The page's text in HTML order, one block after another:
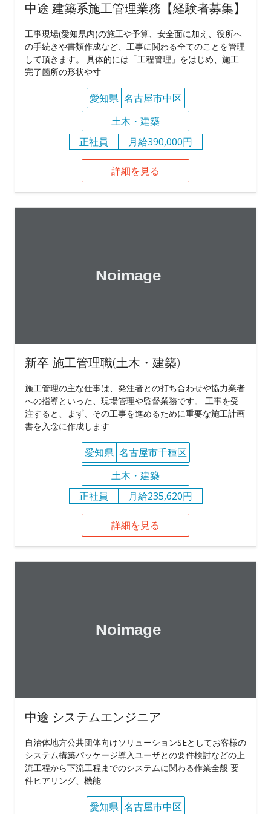
中途 建築系施工管理業務【経験者募集】
工事現場(愛知県内)の施工や予算、安全面に加え、役所へ
の手続きや書類作成など、工事に関わる全てのことを管理
して頂きます。 具体的には「工程管理」をはじめ、施工
完了箇所の形状や寸
愛知県 名古屋市中区
土木・建築
正社員
月給390,000円
詳細を見る
新卒 施工管理職(土木・建築)
施工管理の主な仕事は、発注者との打ち合わせや協力業者
への指導といった、現場管理や監督業務です。 工事を受
注すると、まず、その工事を進めるために重要な施工計画
書を入念に作成します
愛知県 名古屋市千種区
土木・建築
正社員
月給235,620円
詳細を見る
中途 システムエンジニア
自治体地方公共団体向けソリューションSEとしてお客様の
システム構築パッケージ導入ユーザとの要件検討などの上
流工程から下流工程までのシステムに関わる作業全般 要
件ヒアリング、機能
愛知県 名古屋市中区